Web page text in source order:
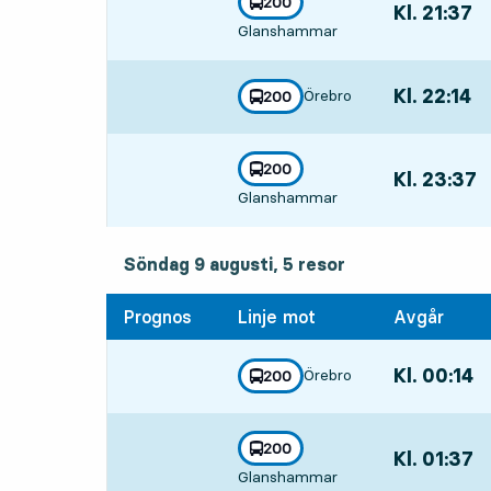
mot
Glanshammar
, Kl. 21:37
linje
200
mot
Örebro
, Kl. 22:14,
linje
200
mot
Glanshammar
, Kl. 23:37
söndag 9 augusti, 5resor
Söndag 9 augusti, 5 resor
Prognos Linje mot Avgår
linje
200
mot
Örebro
, Kl. 00:14,
linje
200
mot
Glanshammar
, Kl. 01:37